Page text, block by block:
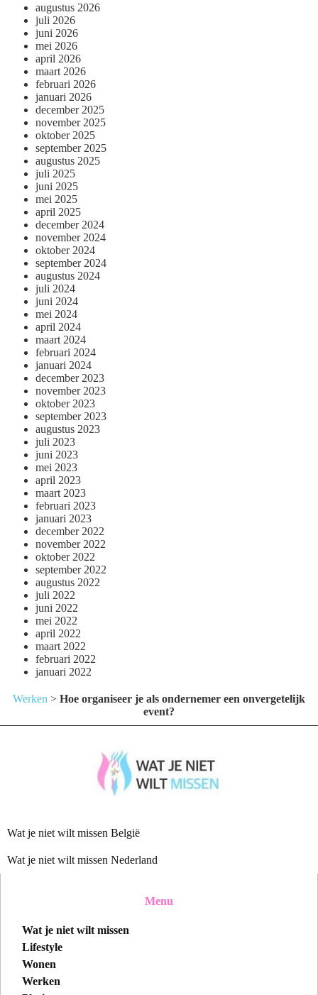
augustus 2026
juli 2026
juni 2026
mei 2026
april 2026
maart 2026
februari 2026
januari 2026
december 2025
november 2025
oktober 2025
september 2025
augustus 2025
juli 2025
juni 2025
mei 2025
april 2025
december 2024
november 2024
oktober 2024
september 2024
augustus 2024
juli 2024
juni 2024
mei 2024
april 2024
maart 2024
februari 2024
januari 2024
december 2023
november 2023
oktober 2023
september 2023
augustus 2023
juli 2023
juni 2023
mei 2023
april 2023
maart 2023
februari 2023
januari 2023
december 2022
november 2022
oktober 2022
september 2022
augustus 2022
juli 2022
juni 2022
mei 2022
april 2022
maart 2022
februari 2022
januari 2022
Werken > Hoe organiseer je als ondernemer een onvergetelijk
event?
Wat je niet wilt missen België
Wat je niet wilt missen Nederland
Menu
Wat je niet wilt missen
Lifestyle
Wonen
Werken